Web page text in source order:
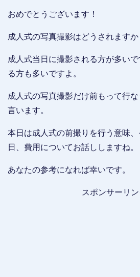
おめでとうございます！
成人式の写真撮影はどうされますか
成人式当日に撮影される方が多い
る方も多いですよ。
成人式の写真撮影だけ前もって行
言います。
本日は成人式の前撮りを行う意味
日、費用についてお話ししますね。
あなたの参考になれば幸いです。
スポンサーリン